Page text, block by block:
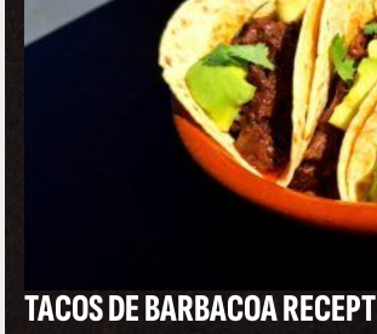
TACOS DE BARBACOA RECEPT